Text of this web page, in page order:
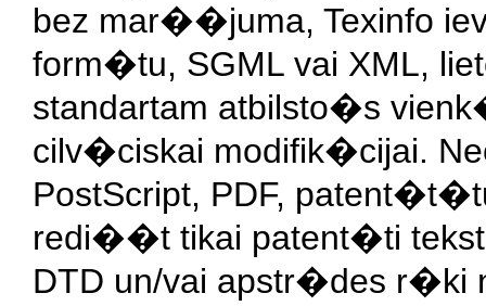
bez mar��juma, Texinfo
form�tu, SGML vai XML,
standartam atbilsto�s
cilv�ciskai modifik�cijai.
PostScript, PDF,
redi��t tikai patent�ti
DTD un/vai apstr�des